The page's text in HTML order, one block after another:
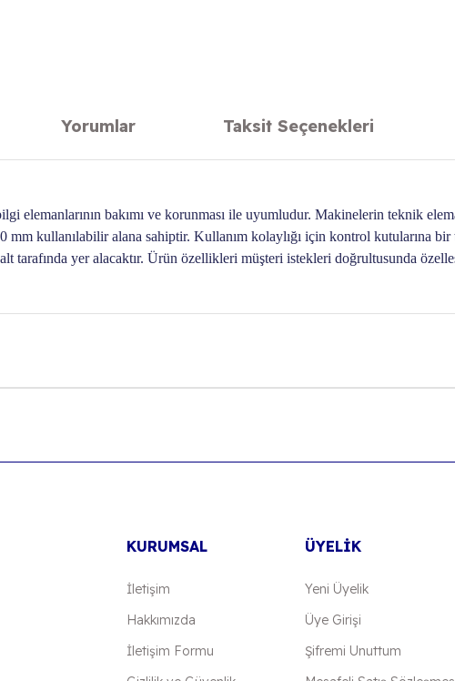
Yorumlar Taksit Seçenekleri
bakımı ve korunması ile uyumludur. Makinelerin teknik
kullanılabilir alana sahiptir. Kullanım kolaylığı için kontrol kutularına
tarafında yer alacaktır. Ürün özellikleri müşteri istekleri doğrultusunda
Gönder
KURUMSAL
İletişim
Hakkımızda
İletişim Formu
ÜYELİK
Yeni Üyelik
Üye Girişi
Şifremi Unuttum